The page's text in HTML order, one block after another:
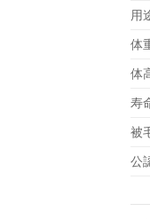
用
体
体
寿
被
公